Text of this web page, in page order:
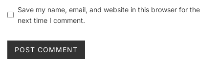
Save my name, email, and website in this browser for the
next time I comment.